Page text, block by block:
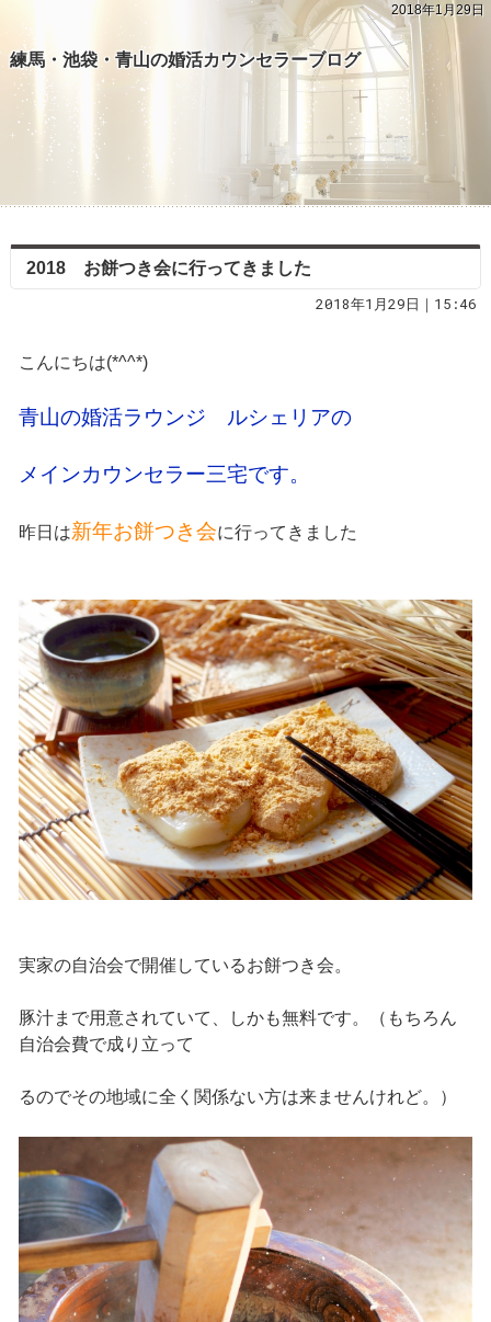
2018年1月29日
練馬・池袋・青山の婚活カウンセラーブログ
2018 お餅つき会に行ってきました
2018年1月29日｜15:46
こんにちは(*^^*)
青山の婚活ラウンジ ルシェリアの
メインカウンセラー三宅です。
昨日は新年お餅つき会に行ってきました
実家の自治会で開催しているお餅つき会。
豚汁まで用意されていて、しかも無料です。（もちろん
自治会費で成り立って
るのでその地域に全く関係ない方は来ませんけれど。）